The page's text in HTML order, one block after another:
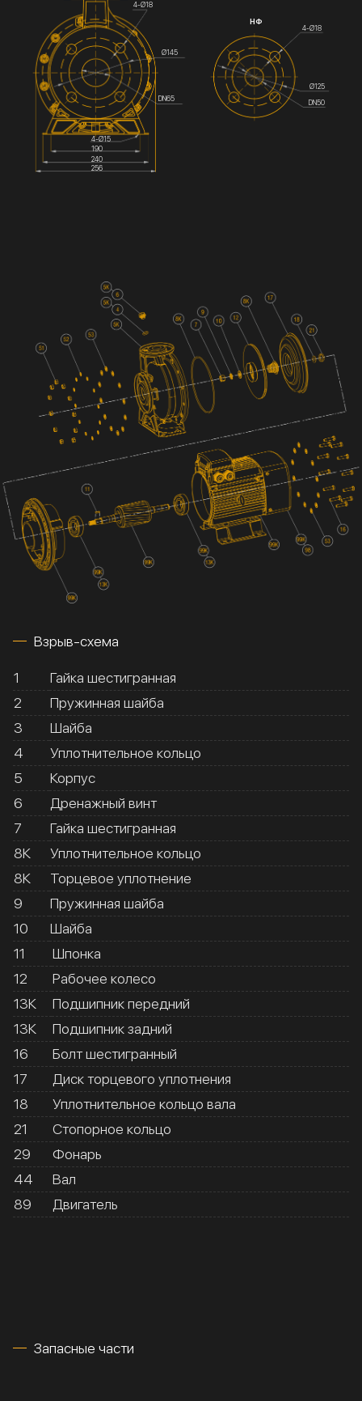
НФ
DN65
DN50
4-Ø18
Ø145
4-Ø15
190
240
256
4-Ø18
Ø125
Взрыв-схема
1
Гайка шестигранная
2
Пружинная шайба
3
Шайба
4
Уплотнительное кольцо
5
Корпус
6
Дренажный винт
7
Гайка шестигранная
8К
Уплотнительное кольцо
8К
Торцевое уплотнение
9
Пружинная шайба
10
Шайба
11
Шпонка
12
Рабочее колесо
13К
Подшипник передний
13К
Подшипник задний
16
Болт шестигранный
17
Диск торцевого уплотнения
18
Уплотнительное кольцо вала
21
Стопорное кольцо
29
Фонарь
44
Вал
89
Двигатель
Запасные части